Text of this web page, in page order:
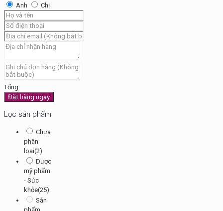
Anh
Chị
Tổng:
Đặt hàng ngay
Lọc sản phẩm
Chưa
phân
loại(2)
Dược
mỹ phẩm
- Sức
khỏe(25)
Sản